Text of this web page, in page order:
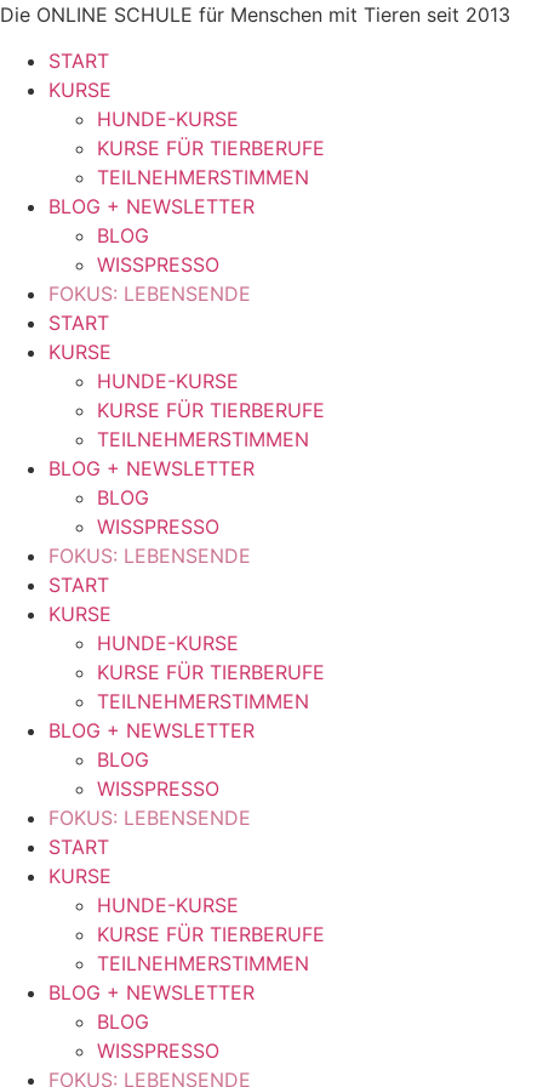
Zum
springen
Die ONLINE SCHULE für Menschen mit Tieren seit 2013
START
KURSE
HUNDE-KURSE
KURSE FÜR TIERBERUFE
TEILNEHMERSTIMMEN
BLOG + NEWSLETTER
BLOG
WISSPRESSO
FOKUS: LEBENSENDE
START
KURSE
HUNDE-KURSE
KURSE FÜR TIERBERUFE
TEILNEHMERSTIMMEN
BLOG + NEWSLETTER
BLOG
WISSPRESSO
FOKUS: LEBENSENDE
START
KURSE
HUNDE-KURSE
KURSE FÜR TIERBERUFE
TEILNEHMERSTIMMEN
BLOG + NEWSLETTER
BLOG
WISSPRESSO
FOKUS: LEBENSENDE
START
KURSE
HUNDE-KURSE
KURSE FÜR TIERBERUFE
TEILNEHMERSTIMMEN
BLOG + NEWSLETTER
BLOG
WISSPRESSO
FOKUS: LEBENSENDE